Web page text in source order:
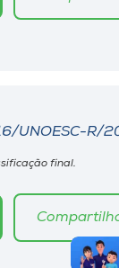
UNOESC-R/
final.